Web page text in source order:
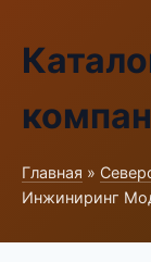
Главная »
Инжиниринг